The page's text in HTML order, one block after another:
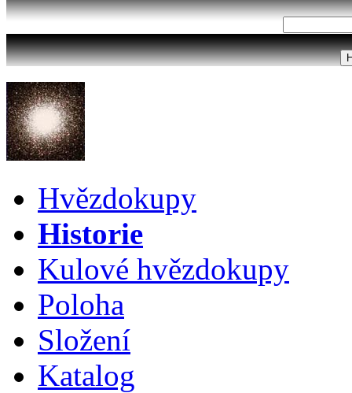
Hvězdokupy
Historie
Kulové hvězdokupy
Poloha
Složení
Katalog